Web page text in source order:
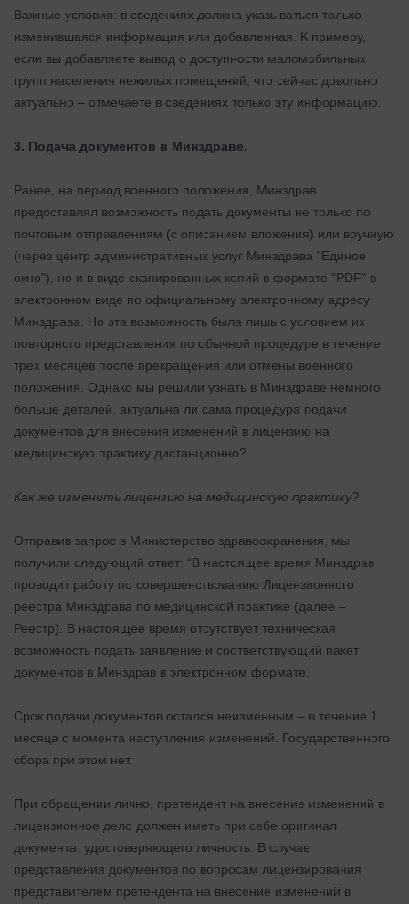
Важные условия: в сведениях должна указываться только
изменившаяся информация или добавленная. К примеру,
если вы добавляете вывод о доступности маломобильных
групп населения нежилых помещений, что сейчас довольно
актуально – отмечаете в сведениях только эту информацию.
3. Подача документов в Минздраве.
Ранее, на период военного положения, Минздрав
предоставлял возможность подать документы не только по
почтовым отправлениям (с описанием вложения) или вручную
(через центр административных услуг Минздрава "Единое
окно"), но и в виде сканированных копий в формате "PDF" в
электронном виде по официальному электронному адресу
Минздрава. Но эта возможность была лишь с условием их
повторного представления по обычной процедуре в течение
трех месяцев после прекращения или отмены военного
положения. Однако мы решили узнать в Минздраве немного
больше деталей, актуальна ли сама процедура подачи
документов для внесения изменений в лицензию на
медицинскую практику дистанционно?
Как же изменить лицензию на медицинскую практику?
Отправив запрос в Министерство здравоохранения, мы
получили следующий ответ: “В настоящее время Минздрав
проводит работу по совершенствованию Лицензионного
реестра Минздрава по медицинской практике (далее –
Реестр). В настоящее время отсутствует техническая
возможность подать заявление и соответствующий пакет
документов в Минздрав в электронном формате.
Срок подачи документов остался неизменным – в течение 1
месяца с момента наступления изменений. Государственного
сбора при этом нет.
При обращении лично, претендент на внесение изменений в
лицензионное дело должен иметь при себе оригинал
документа, удостоверяющего личность. В случае
представления документов по вопросам лицензирования
представителем претендента на внесение изменений в